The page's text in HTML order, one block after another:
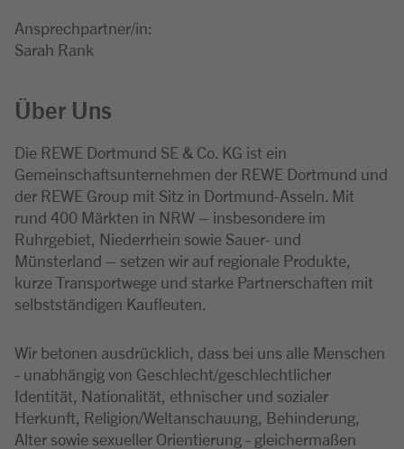
Ansprechpartner/in:
Sarah Rank
Über Uns
Die REWE Dortmund SE & Co. KG ist ein
Gemeinschaftsunternehmen der REWE Dortmund und
der REWE Group mit Sitz in Dortmund-Asseln. Mit
rund 400 Märkten in NRW – insbesondere im
Ruhrgebiet, Niederrhein sowie Sauer- und
Münsterland – setzen wir auf regionale Produkte,
kurze Transportwege und starke Partnerschaften mit
selbstständigen Kaufleuten.
Wir betonen ausdrücklich, dass bei uns alle Menschen
- unabhängig von Geschlecht/geschlechtlicher
Identität, Nationalität, ethnischer und sozialer
Herkunft, Religion/Weltanschauung, Behinderung,
Alter sowie sexueller Orientierung - gleichermaßen